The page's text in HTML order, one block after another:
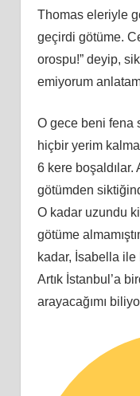
Thomas eleriyle
geçirdi götüme.
orospu!” deyip,
emiyorum
O gece beni fena
hiçbir yerim
6 kere
götümden
O kadar uzundu
götüme
kadar, İsabella ile
Artık İstanbul’a
arayacağımı